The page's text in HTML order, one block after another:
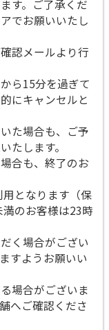
す。ご了承くだ
でお願いいたし
認メールより行
ら15分を過ぎて
にキャンセルと
た場合も、ご予
たします。
合も、終了のお
となります（保
のお客様は23時
く場合がござい
すようお願いい
場合がございま
へご確認くださ